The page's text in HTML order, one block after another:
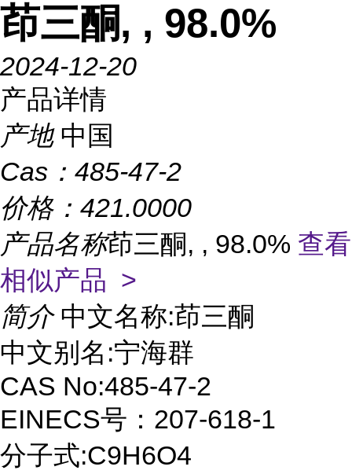
茚三酮, , 98.0%
2024-12-20
产品详情
产地 中国
Cas： 485-47-2
价格： 421.0000
产品名称茚三酮, , 98.0% 查看
相似产品 >
简介 中文名称:茚三酮
中文别名:宁海群
CAS No:485-47-2
EINECS号：207-618-1
分子式:C9H6O4